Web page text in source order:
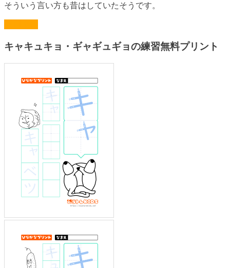
そういう言い方も昔はしていたそうです。
キャキュキョ・ギャギュギョの練習無料プリント